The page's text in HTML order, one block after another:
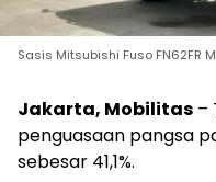
Sasis Mitsubishi Fuso FN62FR
Jakarta, Mobilitas –
penguasaan pangsa
sebesar 41,1%.